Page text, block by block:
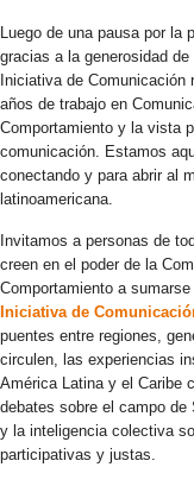
Luego de una pausa por la
gracias a la generosidad
Iniciativa de
años de trabajo en
Comportamiento y la vista
comunicación. Estamos
conectando y para abrir al
latinoamericana.
Invitamos a personas de
creen en el poder de la
Comportamiento a
Iniciativa de
puentes entre regiones,
circulen, las experiencias
América Latina y el Caribe
debates sobre el campo
y la inteligencia colectiva
participativas y justas.